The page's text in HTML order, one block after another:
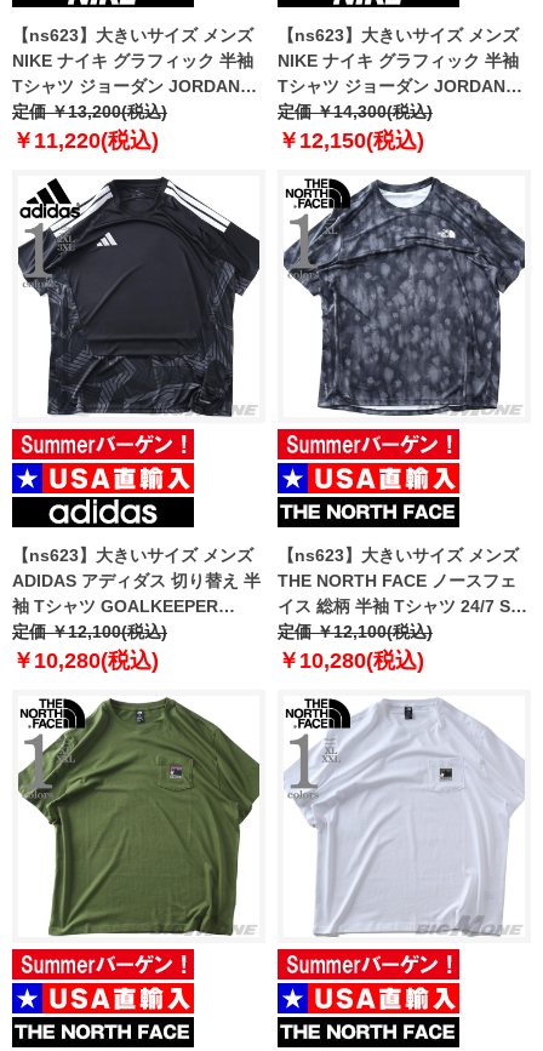
【ns623】大きいサイズ メンズ
NIKE ナイキ グラフィック 半袖
Tシャツ ジョーダン JORDAN
BRAND USA直輸入 if3112
定価 ￥13,200(税込)
￥11,220(税込)
【ns623】大きいサイズ メンズ
NIKE ナイキ グラフィック 半袖
Tシャツ ジョーダン JORDAN
BRAND USA直輸入 iq0708
定価 ￥14,300(税込)
￥12,150(税込)
【ns623】大きいサイズ メンズ
ADIDAS アディダス 切り替え 半
袖 Tシャツ GOALKEEPER
SHIRT USA直輸入 jm8369
定価 ￥12,100(税込)
￥10,280(税込)
【ns623】大きいサイズ メンズ
THE NORTH FACE ノースフェ
イス 総柄 半袖 Tシャツ 24/7 SS
TEE-PRINT USA直輸入
nf0a8g85-mf4
定価 ￥12,100(税込)
￥10,280(税込)